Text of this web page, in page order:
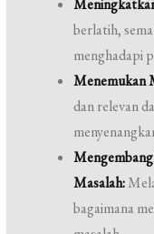
berlatih,
menghadapi
Menemukan
dan relevan
Masalah:
bagaimana